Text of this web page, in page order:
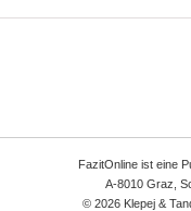
FazitOnline ist eine
A-8010 Graz,
© 2026 Klepej &